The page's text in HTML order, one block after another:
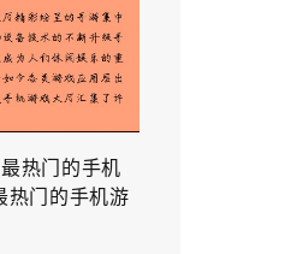
热门的手机
热门的手机游